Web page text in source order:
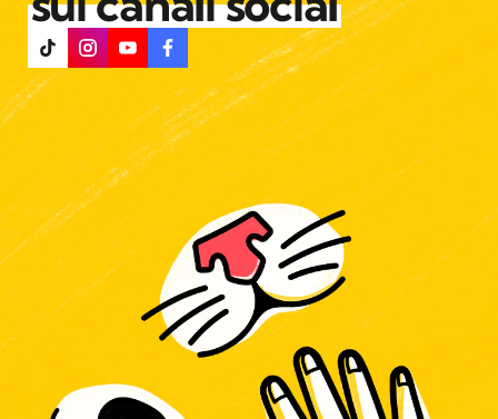
sui canali social